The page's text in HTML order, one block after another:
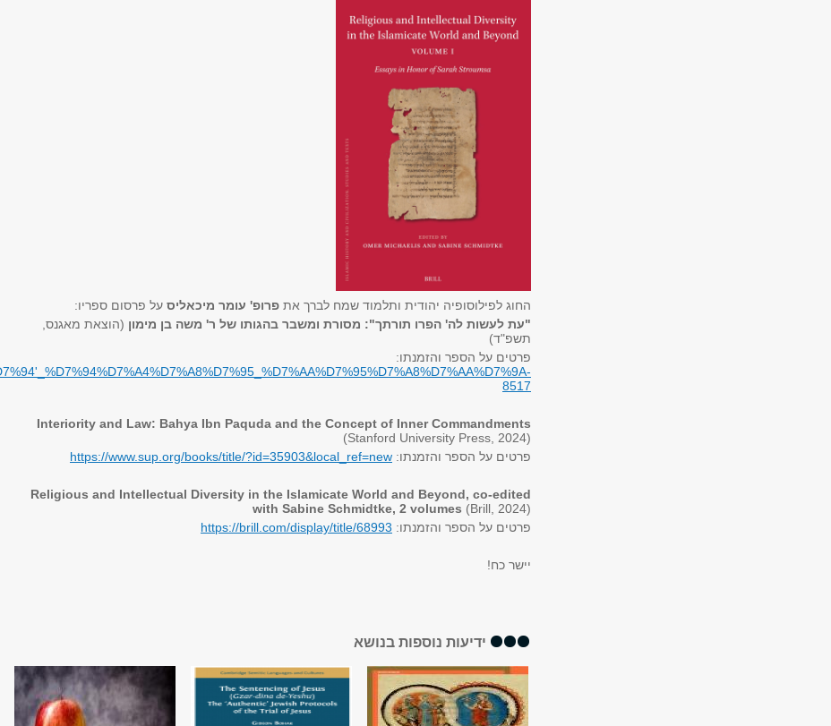
החוג לפילוסופיה יהודית ותלמוד שמח לברך את פרופ' עומר מיכאליס על פרסום ספריו:
"עת לעשות לה' הפרו תורתך": מסורת ומשבר בהגותו של ר' משה בן מימון (הוצאת מאגנס,
תשפ"ד)
פרטים על הספר והזמנתו:
8517
Interiority and Law: Bahya Ibn Paquda and the Concept of Inner Commandments
(Stanford University Press, 2024)
פרטים על הספר והזמנתו: https://www.sup.org/books/title/?id=35903&local_ref=new
Religious and Intellectual Diversity in the Islamicate World and Beyond, co-edited
with Sabine Schmidtke, 2 volumes (Brill, 2024)
פרטים על הספר והזמנתו: https://brill.com/display/title/68993
יישר כח!
ידיעות נוספות בנושא